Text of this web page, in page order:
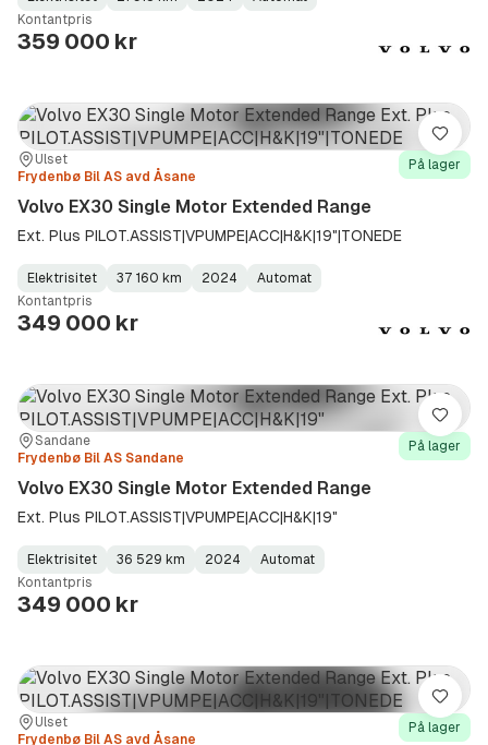
Fuel
Type:
Kilometerstand:
Model
Year:
Gearbox
Type:
Kontantpris
359 000 kr
Sted:
Ulset
Forhandler:
Frydenbø Bil AS avd Åsane
På lager
Volvo EX30 Single Motor Extended Range
Ext. Plus PILOT.ASSIST|VPUMPE|ACC|H&K|19"|TONEDE
Fuel
Type:
Elektrisitet
Kilometerstand:
37 160 km
Model
Year:
2024
Gearbox
Type:
Automat
Kontantpris
349 000 kr
Lagre
Sted:
Sandane
Forhandler:
Frydenbø Bil AS Sandane
På lager
Volvo EX30 Single Motor Extended Range
Ext. Plus PILOT.ASSIST|VPUMPE|ACC|H&K|19"
Fuel
Type:
Elektrisitet
Kilometerstand:
36 529 km
Model
Year:
2024
Gearbox
Type:
Automat
Kontantpris
349 000 kr
Lagre
Sted:
Ulset
Forhandler:
Frydenbø Bil AS avd Åsane
På lager
Lagre